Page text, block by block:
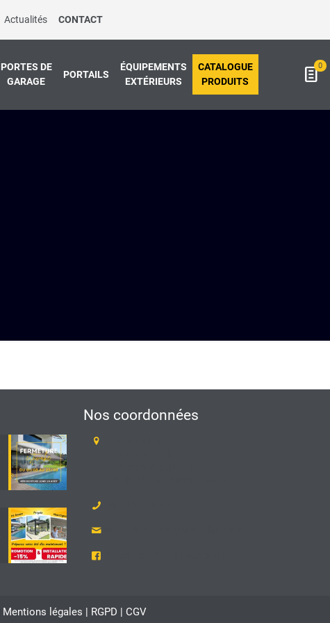
Actualités CONTACT
PORTES DE
GARAGE
PORTAILS
ÉQUIPEMENTS
EXTÉRIEURS
CATALOGUE
PRODUITS
0
Nos coordonnées
Mentions légales | RGPD | CGV